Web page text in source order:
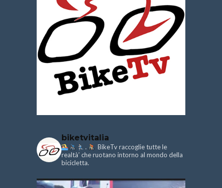
biketvitalia
.
BikeTv raccoglie tutte le
realtà’ che ruotano intorno al mondo della
bicicletta.